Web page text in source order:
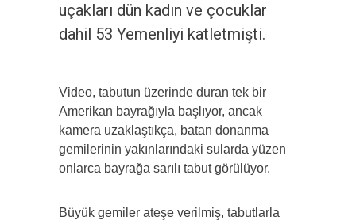
uçakları dün kadın ve çocuklar
dahil 53 Yemenliyi katletmişti.
Video, tabutun üzerinde duran tek bir
Amerikan bayrağıyla başlıyor, ancak
kamera uzaklaştıkça, batan donanma
gemilerinin yakınlarındaki sularda yüzen
onlarca bayrağa sarılı tabut görülüyor.
Büyük gemiler ateşe verilmiş, tabutlarla